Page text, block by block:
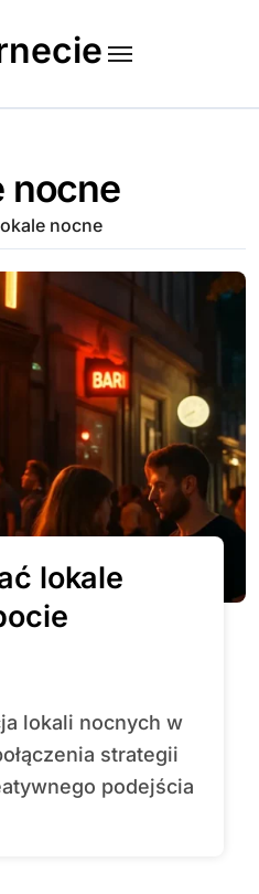
nocne
nocne
lokale
strategii
podejścia